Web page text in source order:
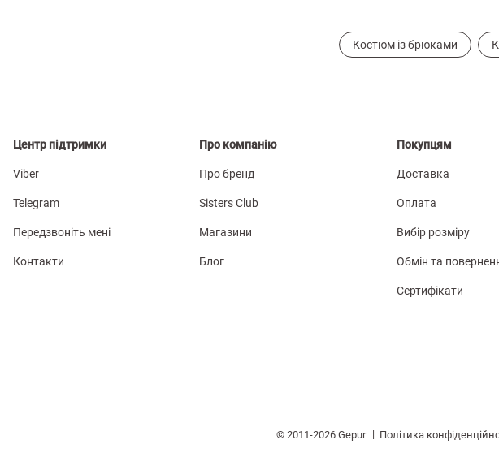
Костюм із брюками
Центр підтримки
Viber
Telegram
Передзвоніть мені
Контакти
Про компанію
Про бренд
Sisters Club
Магазини
Блог
Покупцям
Доставка
Оплата
Вибір розміру
Обмін та
Сертифікати
© 2011-2026 Gepur | Політика